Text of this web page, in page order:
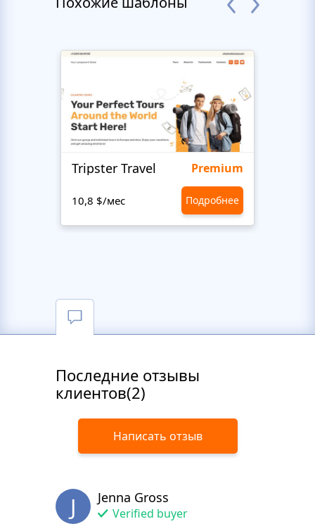
Tripster Travel Premium
10,8 $/мес Подробнее
Последние отзывы
клиентов(2)
Написать отзыв
J Jenna Gross
Verified buyer